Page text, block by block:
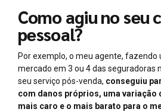
Como agiu no seu
pessoal?
Por exemplo, o meu agente, fazendo
mercado em 3 ou 4 das seguradoras
seu serviço pós-venda, conseguiu
com danos próprios, uma variação
mais caro e o mais barato para o